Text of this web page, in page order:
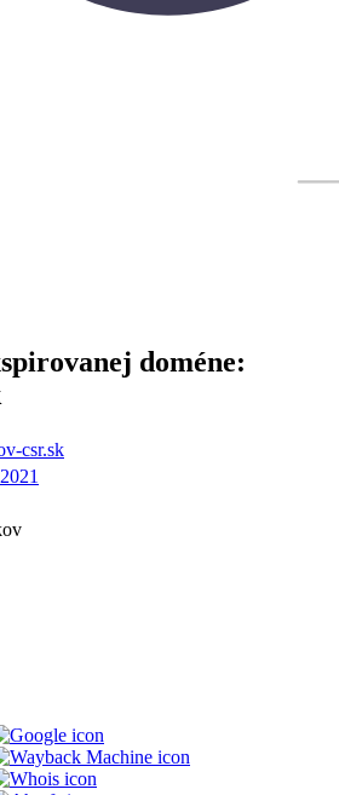
doméne:
csr.sk